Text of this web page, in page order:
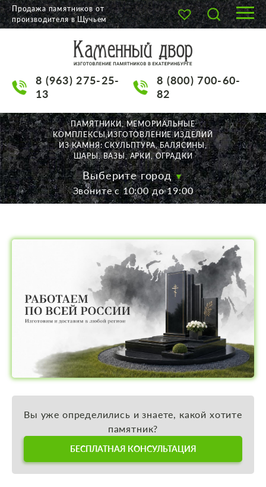
О КОМПАНИИ
НАШИ РАБОТЫ
АКЦИИ
ДОСТАВКА
КОНТАКТЫ
K2532513@yandex.ru
Пн. — Пт. с 10:00 до 19:00
Суббота с 11:00 до 17:00
Воскресенье по договор.
Продажа памятников от
производителя в Щучьем
8 (963) 275-25-
13
8 (800) 700-60-
82
ПАМЯТНИКИ, МЕМОРИАЛЬНЫЕ
КОМПЛЕКСЫ,ИЗГОТОВЛЕНИЕ ИЗДЕЛИЙ
ИЗ КАМНЯ: СКУЛЬПТУРА, БАЛЯСИНЫ,
ШАРЫ, ВАЗЫ, АРКИ, ОГРАДКИ
Выберите город
Звоните с 10:00 до 19:00
Вы уже определились и знаете, какой хотите
памятник?
БЕСПЛАТНАЯ КОНСУЛЬТАЦИЯ